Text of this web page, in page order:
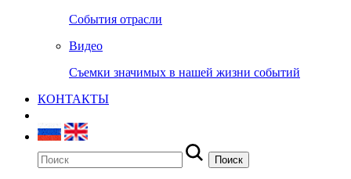
События отрасли
Видео
Съемки значимых в нашей жизни событий
КОНТАКТЫ